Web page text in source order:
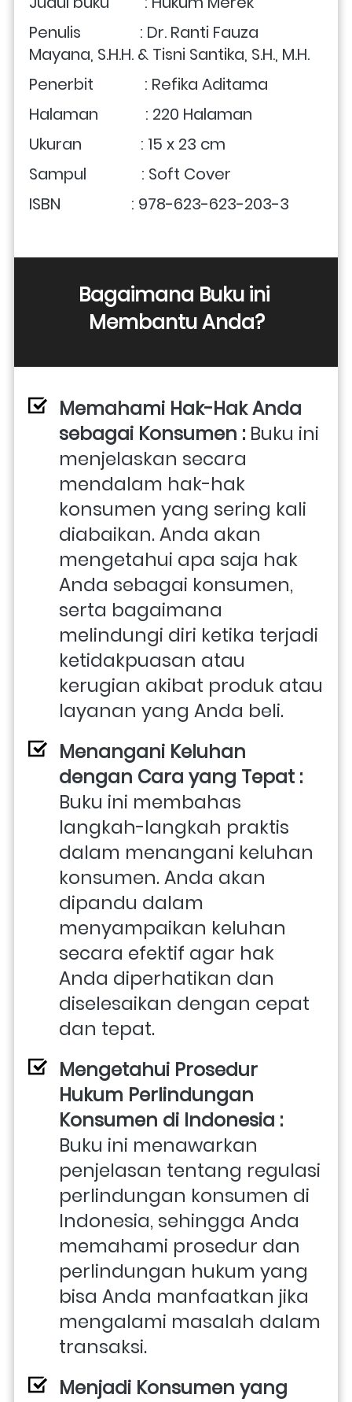
Penulis               : Dr. Ranti Fauza
Mayana, S.H.H. & Tisni Santika, S.H., M.H.
Penerbit             : Refika Aditama
Halaman            : 220 Halaman
Ukuran               : 15 x 23 cm
Sampul              : Soft Cover
ISBN                  : 978-623-623-203-3
Bagaimana Buku ini
Membantu Anda?
Memahami Hak-Hak Anda
sebagai Konsumen : Buku ini
menjelaskan secara
mendalam hak-hak
konsumen yang sering kali
diabaikan. Anda akan
mengetahui apa saja hak
Anda sebagai konsumen,
serta bagaimana
melindungi diri ketika terjadi
ketidakpuasan atau
kerugian akibat produk atau
layanan yang Anda beli.
Menangani Keluhan
Buku ini membahas
langkah-langkah praktis
dalam menangani keluhan
konsumen. Anda akan
dipandu dalam
menyampaikan keluhan
secara efektif agar hak
Anda diperhatikan dan
diselesaikan dengan cepat
dan tepat.
Mengetahui Prosedur
Hukum Perlindungan
Buku ini menawarkan
penjelasan tentang regulasi
perlindungan konsumen di
Indonesia, sehingga Anda
memahami prosedur dan
perlindungan hukum yang
bisa Anda manfaatkan jika
mengalami masalah dalam
transaksi.
Menjadi Konsumen yang